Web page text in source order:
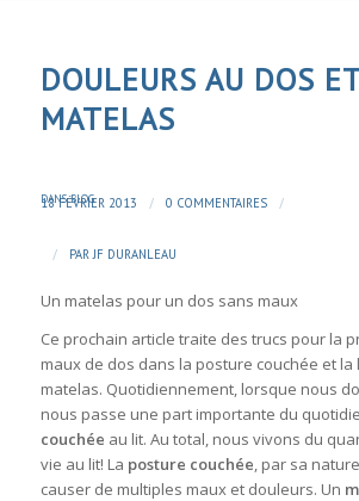
DOULEURS AU DOS
MATELAS
18 FÉVRIER 2013 / 0 COMMENTAIRES /
DANSBLOG
/ PAR JF DURANLEAU
Un matelas pour un dos sans maux
Ce prochain article traite des trucs pour la
maux de dos dans la posture couchée et la
matelas. Quotidiennement, lorsque nous
nous passe une part importante du
couchée au lit. Au total, nous vivons du
vie au lit! La posture couchée, par sa
causer de multiples maux et douleurs. Un